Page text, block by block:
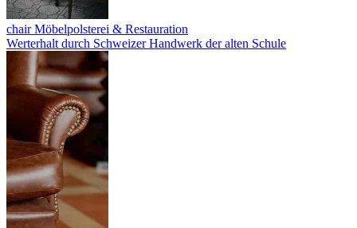
chair Möbelpolsterei & Restauration
Werterhalt durch Schweizer Handwerk der alten Schule